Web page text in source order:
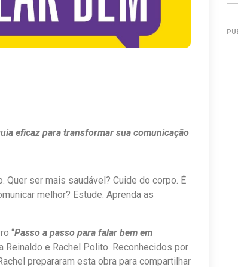
eficaz para transformar sua comunicação
Quer ser mais saudável? Cuide do corpo. É
melhor? Estude. Aprenda as
“Passo a passo para falar bem em
e Rachel Polito. Reconhecidos por
prepararam esta obra para compartilhar